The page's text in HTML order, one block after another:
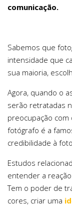
comunicação.
Sabemos que
intensidade que
sua maioria,
Agora, quando o
serão retratadas
preocupação
fotógrafo é a
credibilidade à
Estudos
entender a
Tem o poder de
cores, criar uma